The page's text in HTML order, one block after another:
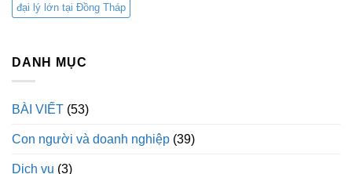
đại lý lớn tại Đồng Tháp
DANH MỤC
BÀI VIẾT (53)
Con người và doanh nghiệp (39)
Dịch vụ (3)